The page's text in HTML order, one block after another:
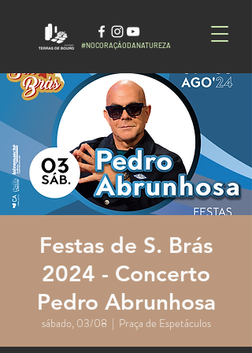
#NOCORAÇÃODANATUREZA
Festas de S. Brás
2024 - Concerto
Pedro Abrunhosa
sábado, 03/08
  |
Praça de Espetáculos